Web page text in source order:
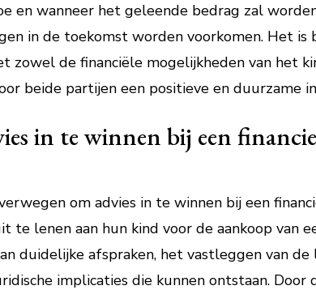
en wanneer het geleende bedrag zal
in de toekomst worden voorkomen. Het
zowel de financiële mogelijkheden van het
beide partijen een positieve en duurzame
in te winnen bij een
om advies in te winnen bij een
lenen aan hun kind voor de aankoop van
duidelijke afspraken, het vastleggen van
implicaties die kunnen ontstaan.